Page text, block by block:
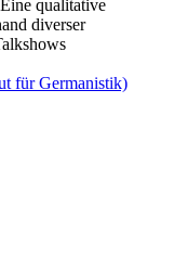
qualitative
diverser
für Germanistik)